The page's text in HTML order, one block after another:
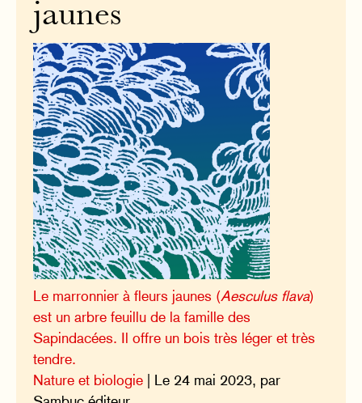
jaunes
Le marronnier à fleurs jaunes (Aesculus flava)
est un arbre feuillu de la famille des
Sapindacées. Il offre un bois très léger et très
tendre.
Nature et biologie | Le 24 mai 2023, par